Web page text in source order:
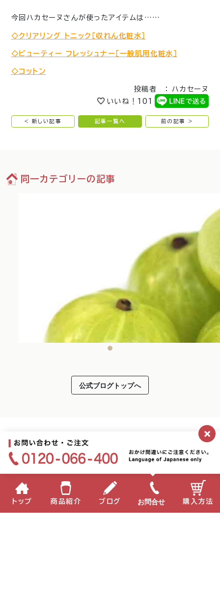
今回ハカセーヌさんが使ったアイテムは……
◇クリアリング トニック［収れん化粧水］
◇ビューティー フレッシュナー［一般肌用化粧水］
◇コットン
投稿者 ： ハカセーヌ
いいね！ 101
< 新しい記事 記事一覧へ 前の記事 >
同一カテゴリーの記事
公式ブログトップへ
×
トップ 商品紹介 ブログ お問合せ 購入方法